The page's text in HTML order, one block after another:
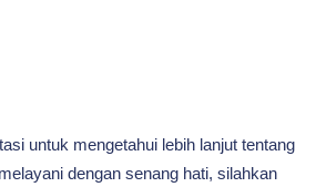
untuk mengetahui lebih lanjut tentang
dengan senang hati, silahkan